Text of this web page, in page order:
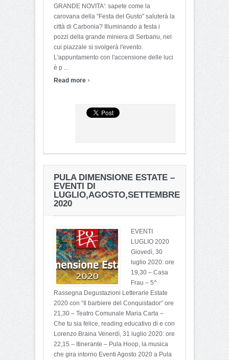
GRANDE NOVITA': sapete come la
carovana della "Festa del Gusto" saluterà la
città di Carbonia? Illuminando a festa i
pozzi della grande miniera di Serbariu, nel
cui piazzale si svolgerà l'evento.
L'appuntamento con l'accensione delle luci
è p ...
Read more ›
PULA DIMENSIONE ESTATE –
EVENTI DI
LUGLIO,AGOSTO,SETTEMBRE
2020
EVENTI
LUGLIO 2020
Giovedì, 30
luglio 2020: ore
19,30 – Casa
Frau – 5^
Rassegna Degustazioni Letterarie Estate
2020 con “Il barbiere del Conquistador” ore
21,30 – Teatro Comunale Maria Carta –
Che tu sia felice, reading educativo di e con
Lorenzo Braina Venerdì, 31 luglio 2020: ore
22,15 – Itinerante – Pula Hoop, la musica
che gira intorno Eventi Agosto 2020 a Pula